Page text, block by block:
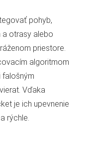
pohyb,
a otrasy alebo
priestore.
algoritmom
Vďaka
je ich upevnenie
rýchle.